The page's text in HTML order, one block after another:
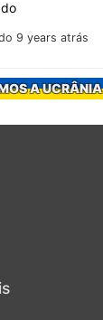
9 years atrás
A UCRÂNIA